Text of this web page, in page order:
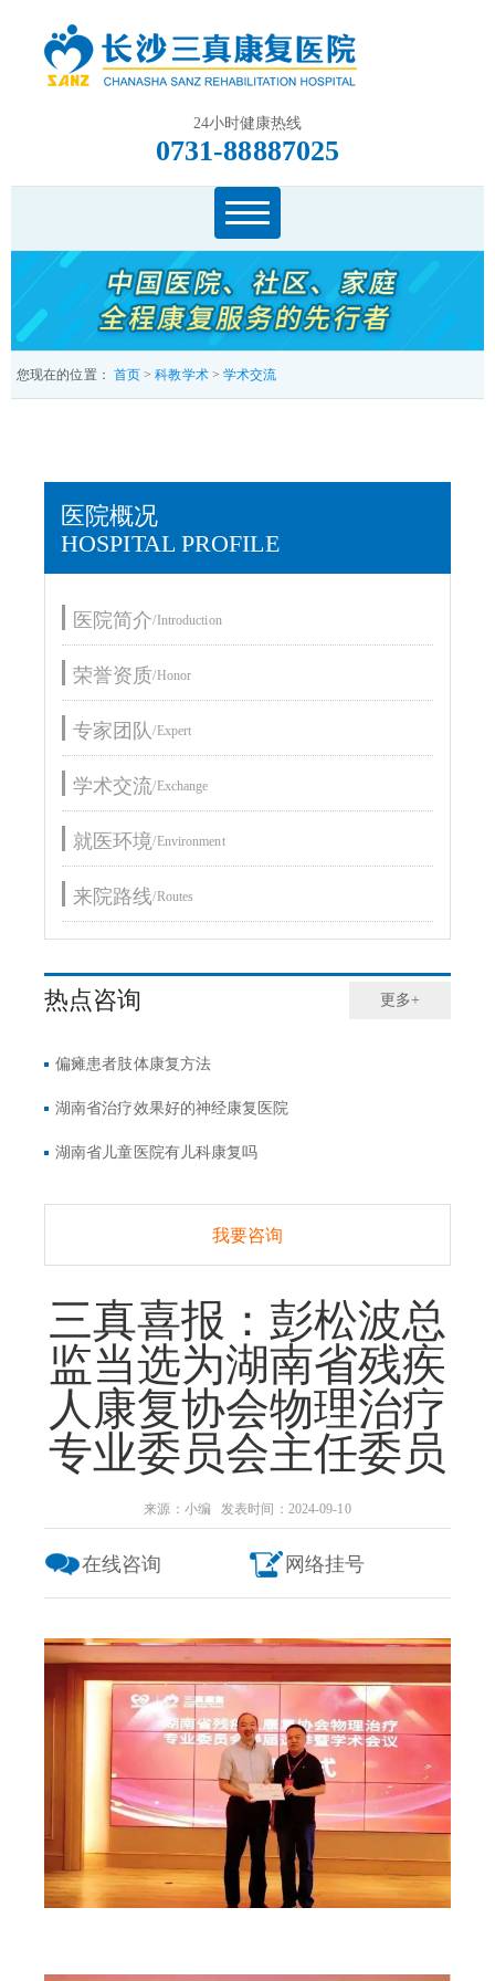
24小时健康热线
0731-88887025
您现在的位置： 首页 >科教学术>学术交流
医院概况
HOSPITAL PROFILE
医院简介/Introduction
荣誉资质/Honor
专家团队/Expert
学术交流/Exchange
就医环境/Environment
来院路线/Routes
热点咨询 更多+
偏瘫患者肢体康复方法
湖南省治疗效果好的神经康复医院
湖南省儿童医院有儿科康复吗
我要咨询
三真喜报：彭松波总
监当选为湖南省残疾
人康复协会物理治疗
专业委员会主任委员
来源：小编 发表时间：2024-09-10
在线咨询 网络挂号